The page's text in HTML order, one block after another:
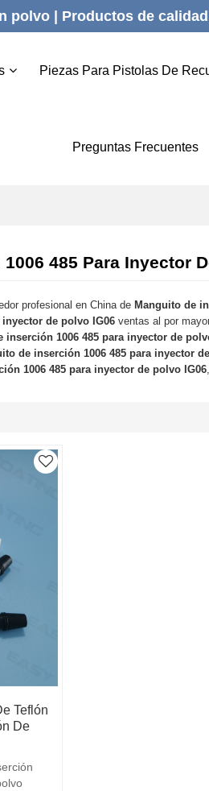
| Productos de
Piezas Para Pistolas De
Preguntas Frecuentes
485 Para Inyector
profesional en China de Manguito de
de polvo IG06 ventas al por
inserción 1006 485 para inyector de
de inserción 1006 485 para inyector
1006 485 para inyector de polvo IG06
Teflón
De